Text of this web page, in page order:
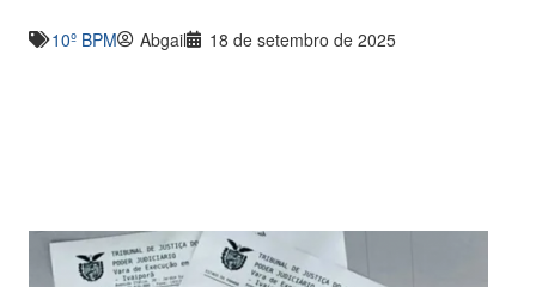
10º BPM Abgail 18 de setembro de 2025